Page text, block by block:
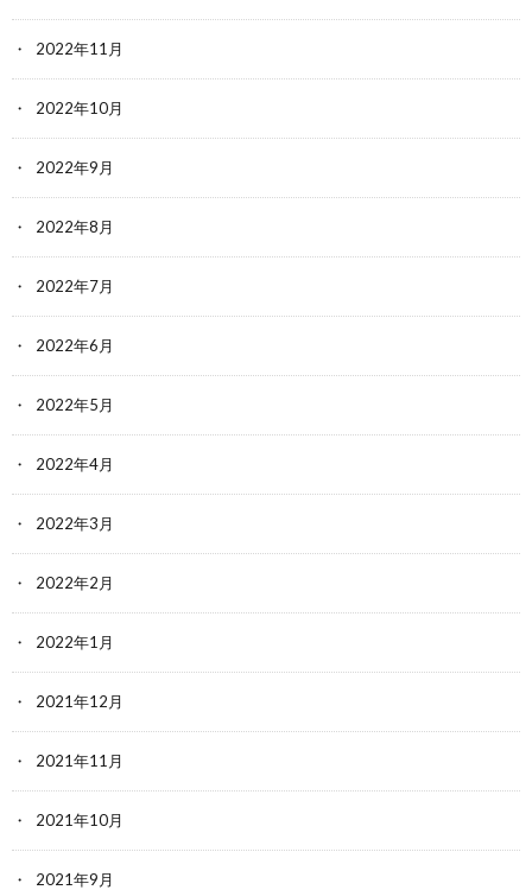
2022年11月
2022年10月
2022年9月
2022年8月
2022年7月
2022年6月
2022年5月
2022年4月
2022年3月
2022年2月
2022年1月
2021年12月
2021年11月
2021年10月
2021年9月